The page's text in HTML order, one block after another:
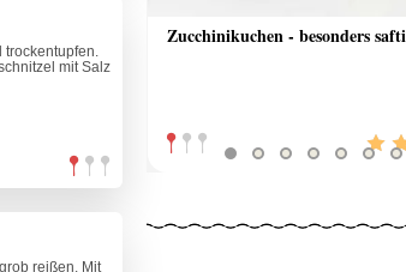
trockentupfen.
mit Salz
reißen. Mit
Zucchinikuchen - besonders